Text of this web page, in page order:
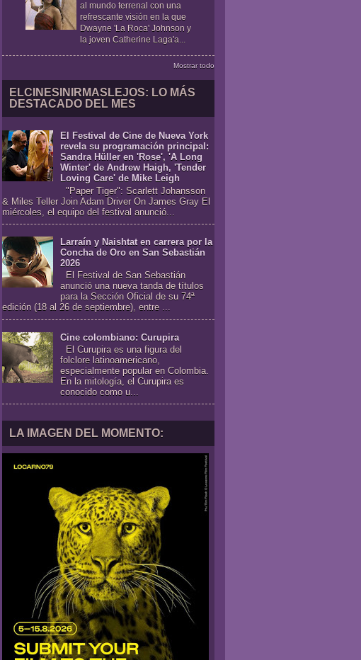
al mundo terrenal con una
refrescante visión en la que
Dwayne 'La Roca' Johnson y
la joven Catherine Laga'a...
Mostrar todo
ELCINESINIRMASLEJOS: LO MÁS
DESTACADO DEL MES
El Festival de Cine de Nueva York
revela su programación principal:
Sandra Hüller en 'Rose', 'A Long
Winter' de Andrew Haigh, 'Tender
Loving Care' de Mike Leigh
"Paper Tiger": Scarlett Johansson
& Miles Teller Join Adam Driver On James Gray El
miércoles, el equipo del festival anunció...
Larraín y Naishtat en carrera por la
Concha de Oro en San Sebastián
2026
El Festival de San Sebastián
anunció una nueva tanda de títulos
para la Sección Oficial de su 74ª
edición (18 al 26 de septiembre), entre ...
Cine colombiano: Curupira
El Curupira es una figura del
folclore latinoamericano,
especialmente popular en Colombia.
En la mitología, el Curupira es
conocido como u...
LA IMAGEN DEL MOMENTO: